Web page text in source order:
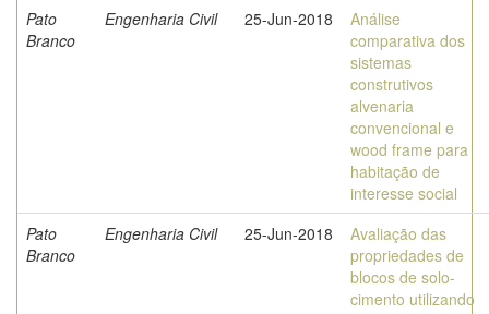
Pato
Branco
Engenharia Civil 25-Jun-2018
Análise
comparativa dos
sistemas
construtivos
alvenaria
convencional e
wood frame para
habitação de
interesse social
Pato
Branco
Engenharia Civil 25-Jun-2018
Avaliação das
propriedades de
blocos de solo-
cimento utilizando